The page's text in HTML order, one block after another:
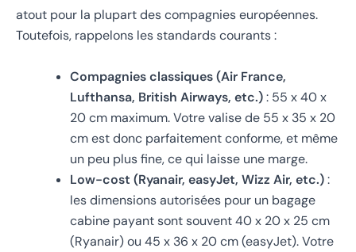
atout pour la plupart des compagnies européennes.
Toutefois, rappelons les standards courants :
Compagnies classiques (Air France,
Lufthansa, British Airways, etc.): 55 x 40 x
20 cm maximum. Votre valise de 55 x 35 x 20
cm est donc parfaitement conforme, et même
un peu plus fine, ce qui laisse une marge.
Low-cost (Ryanair, easyJet, Wizz Air, etc.):
les dimensions autorisées pour un bagage
cabine payant sont souvent 40 x 20 x 25 cm
(Ryanair) ou 45 x 36 x 20 cm (easyJet). Votre